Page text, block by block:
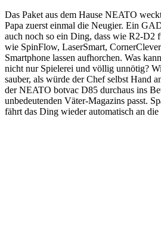
Das Paket aus dem Hause NEATO
Papa zuerst einmal die Neugier. Ein
auch noch so ein Ding, dass wie R2-D2
wie SpinFlow, LaserSmart,
Smartphone lassen aufhorchen. Was
nicht nur Spielerei und völlig unnötig?
sauber, als würde der Chef selbst Hand
der NEATO botvac D85 durchaus ins
unbedeutenden Väter-Magazins passt.
fährt das Ding wieder automatisch an